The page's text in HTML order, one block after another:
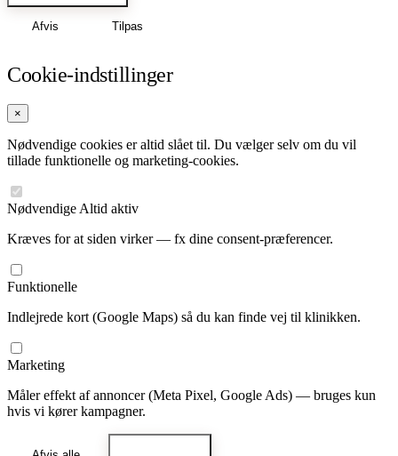
Afvis Tilpas
Cookie-indstillinger
×
Nødvendige cookies er altid slået til. Du vælger selv om du vil
tillade funktionelle og marketing-cookies.
Nødvendige Altid aktiv
Kræves for at siden virker — fx dine consent-præferencer.
Funktionelle
Indlejrede kort (Google Maps) så du kan finde vej til klinikken.
Marketing
Måler effekt af annoncer (Meta Pixel, Google Ads) — bruges kun
hvis vi kører kampagner.